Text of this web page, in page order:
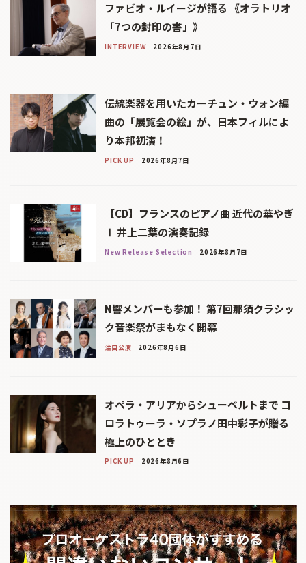
ファビオ・ルイージが語る 《オラトリオ
「7つの封印の書」》
INTERVIEW 2026年8月7日
伝統楽器を用いたカーチュン・ウォン編
曲の「展覧会の絵」が、日本フィルによ
り本邦初演！
PICK UP 2026年8月7日
【CD】フランスのピアノ曲 近代の華やぎ
Ⅰ 井上二葉の演奏記録
New Release Selection 2026年8月7日
N響メンバーも参加！ 第7回那須クラシッ
ク音楽祭がまもなく開幕
注目公演 2026年8月6日
オペラ・アリアからシューベルトまで コ
ロラトゥーラ・ソプラノ田中彩子が贈る
極上のひととき
PICK UP 2026年8月6日